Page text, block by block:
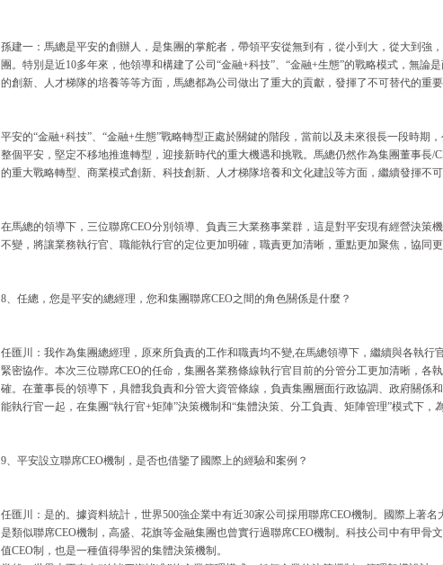
孫建一：馬總是平安的創辦人，是集團的掌舵者，帶領平安從無到有，從小到大，從大到強
團。特別是近10多年來，他領導和構建了公司“金融+科技”、“金融+生態”的戰略模式，無論
的創新、人才梯隊的培養等等方面，馬總都為公司做出了重大的貢獻，發揮了不可替代的重要
平安的“金融+科技”、“金融+生態”戰略轉型正處於關鍵的階段，當前以及未來很長一段時期
整個平安，堅定不移地推進轉型，迎接新時代的重大機遇和挑戰。馬總仍然作為集團董事長/
的重大戰略轉型、商業模式創新、科技創新、人才梯隊培養和文化建設等方面，繼續發揮不可
在馬總的領導下，三位聯席CEO分別領導、負責三大業務事業群，這是對平安現有經營決策
不變，將讓業務執行官、職能執行官的定位更加明確，職責更加清晰，重點更加聚焦，協同更
8、任總，您是平安的總經理，您和集團聯席CEO之間的角色關係是什麼？
任匯川：我作為集團總經理，原來所負責的工作和職責均不變,在馬總領導下，繼續與各執行
緊密協作。本次三位聯席CEO的任命，集團各業務條線執行官目前的分管分工更加清晰，各
確。在董事長的領導下，具體我負責和分管大資管條線，負責集團層面行政協調、政府關係
能執行官一起，在集團“執行官+矩陣”決策機制和“集體決策、分工負責、矩陣管理”模式下，
9、平安設立聯席CEO機制，是否也借鑒了國際上的經驗和案例？
任匯川：是的。據資料統計，世界500強企業中有近30家公司採用聯席CEO機制。國際上著名
是類似聯席CEO機制，高盛、花旗等金融集團也曾實行過聯席CEO機制。科技公司中有甲骨
值CEO制，也是一種值得學習的集體決策機制。